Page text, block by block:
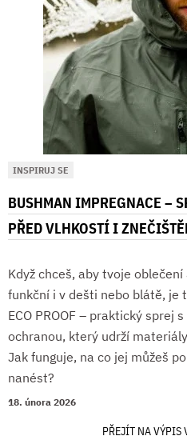
INSPIRUJ SE
BUSHMAN IMPREGNACE –
PŘED VLHKOSTÍ I
Když chceš, aby tvoje
funkční i v dešti nebo blátě, je
ECO PROOF – praktický sprej
ochranou, který udrží
Jak funguje, na co jej můžeš
nanést?
18. února 2026
PŘEJÍT NA VÝPIS